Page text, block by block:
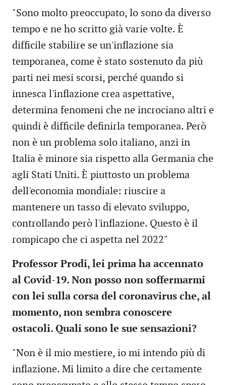
"Sono molto preoccupato, lo sono da diverso
tempo e ne ho scritto già varie volte. È
difficile stabilire se un'inflazione sia
temporanea, come è stato sostenuto da più
parti nei mesi scorsi, perché quando si
innesca l'inflazione crea aspettative,
determina fenomeni che ne incrociano altri e
quindi è difficile definirla temporanea. Però
non è un problema solo italiano, anzi in
Italia è minore sia rispetto alla Germania che
agli Stati Uniti. È piuttosto un problema
dell'economia mondiale: riuscire a
mantenere un tasso di elevato sviluppo,
controllando però l'inflazione. Questo è il
rompicapo che ci aspetta nel 2022"
Professor Prodi, lei prima ha accennato
al Covid-19. Non posso non soffermarmi
con lei sulla corsa del coronavirus che, al
momento, non sembra conoscere
ostacoli. Quali sono le sue sensazioni?
"Non è il mio mestiere, io mi intendo più di
inflazione. Mi limito a dire che certamente